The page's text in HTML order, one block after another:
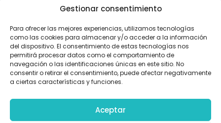
Gestionar consentimiento
Para ofrecer las mejores experiencias, utilizamos tecnologías
como las cookies para almacenar y/o acceder a la información
del dispositivo. El consentimiento de estas tecnologías nos
permitirá procesar datos como el comportamiento de
navegación o las identificaciones únicas en este sitio. No
consentir o retirar el consentimiento, puede afectar negativamente
a ciertas características y funciones.
Aceptar
Política de Privacidad
Política de cookies
Subvenciones
BONPILATES S.L. ha sido beneficiaria del Fondo Europeo de
Desarrollo Regional cuyo objetivo es mejorar el uso y la
calidad de las tecnologías de la información y de las
apps móviles, otro de Desarrollo de material promocional